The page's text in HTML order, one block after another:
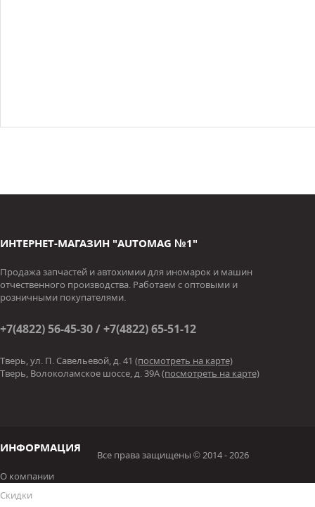
ИНТЕРНЕТ-МАГАЗИН "AUTOMAG №1"
Продажа запчастей и автохимии для иномарок и машин
отчественного производства. Работаем с оптовыми и
розничными покупателями.
+7(4822) 56-45-30 / +7(4822) 65-51-12
Тверь, ул. П. Савельевой, д. 41 (посмотреть на карте)
Тверь, Волоколамское шоссе, д. 39А(посмотреть на карте)
ИНФОРМАЦИЯ
О компании
Скидки
Все права защищены © 2014 - 2026